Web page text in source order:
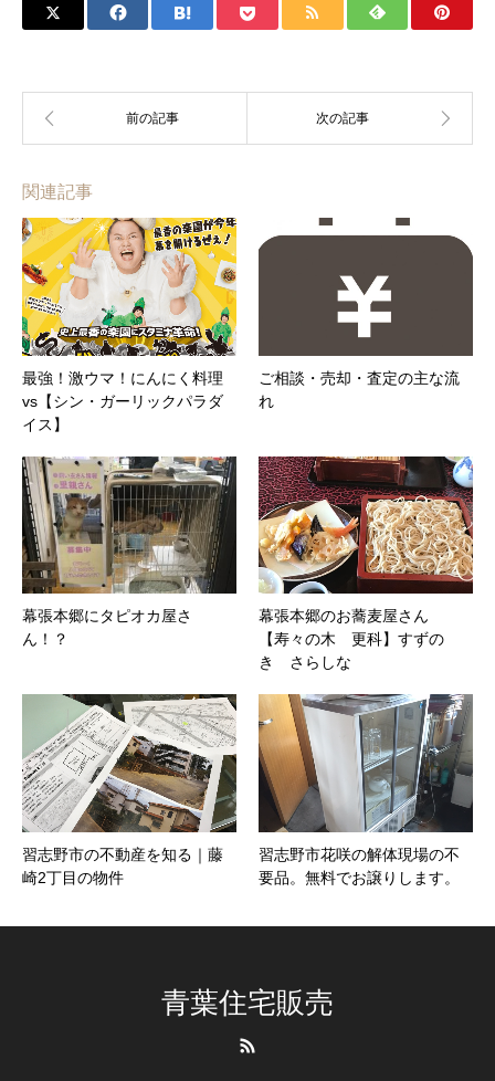
関連記事
最強！激ウマ！にんにく料理
vs【シン・ガーリックパラダ
イス】
ご相談・売却・査定の主な流
れ
幕張本郷にタピオカ屋さ
ん！？
幕張本郷のお蕎麦屋さん
【寿々の木 更科】すずの
き さらしな
習志野市の不動産を知る｜藤
崎2丁目の物件
習志野市花咲の解体現場の不
要品。無料でお譲りします。
青葉住宅販売